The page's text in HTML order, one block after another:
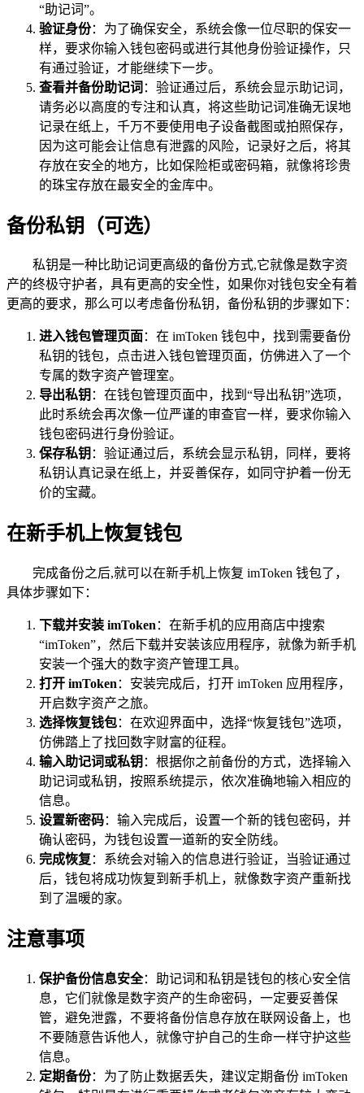
“助记词”。
验证身份：为了确保安全，系统会像一位尽职的保安一
样，要求你输入钱包密码或进行其他身份验证操作，只
有通过验证，才能继续下一步。
查看并备份助记词 ：验证通过后，系统会显示助记词，
请务必以高度的专注和认真，将这些助记词准确无误地
记录在纸上，千万不要使用电子设备截图或拍照保存，
因为这可能会让信息有泄露的风险，记录好之后，将其
存放在安全的地方，比如保险柜或密码箱，就像将珍贵
的珠宝存放在最安全的金库中。
备份私钥（可选）
私钥是一种比助记词更高级的备份方式,它就像是数字资
产的终极守护者，具有更高的安全性，如果你对钱包安全有着
更高的要求，那么可以考虑备份私钥，备份私钥的步骤如下：
进入钱包管理页面：在 imToken 钱包中，找到需要备份
私钥的钱包，点击进入钱包管理页面，仿佛进入了一个
专属的数字资产管理室。
导出私钥 ：在钱包管理页面中，找到“导出私钥”选项，
此时系统会再次像一位严谨的审查官一样，要求你输入
钱包密码进行身份验证。
保存私钥 ：验证通过后，系统会显示私钥，同样，要将
私钥认真记录在纸上，并妥善保存，如同守护着一份无
价的宝藏。
在新手机上恢复钱包
完成备份之后,就可以在新手机上恢复 imToken 钱包了，
具体步骤如下：
下载并安装 imToken ：在新手机的应用商店中搜索
“imToken”，然后下载并安装该应用程序，就像为新手机
安装一个强大的数字资产管理工具。
打开 imToken ：安装完成后，打开 imToken 应用程序，
开启数字资产之旅。
选择恢复钱包：在欢迎界面中，选择“恢复钱包”选项，
仿佛踏上了找回数字财富的征程。
输入助记词或私钥 ：根据你之前备份的方式，选择输入
助记词或私钥，按照系统提示，依次准确地输入相应的
信息。
设置新密码：输入完成后，设置一个新的钱包密码，并
确认密码，为钱包设置一道新的安全防线。
完成恢复 ：系统会对输入的信息进行验证，当验证通过
后，钱包将成功恢复到新手机上，就像数字资产重新找
到了温暖的家。
注意事项
保护备份信息安全：助记词和私钥是钱包的核心安全信
息，它们就像是数字资产的生命密码，一定要妥善保
管，避免泄露，不要将备份信息存放在联网设备上，也
不要随意告诉他人，就像守护自己的生命一样守护这些
信息。
定期备份：为了防止数据丢失，建议定期备份 imToken